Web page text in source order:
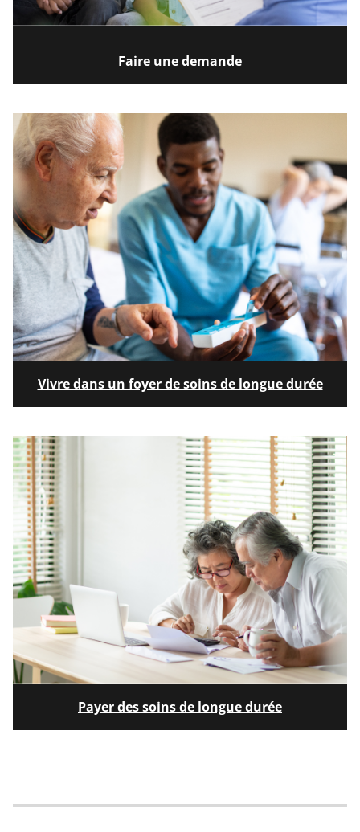
Faire une demande
Image
Vivre dans un foyer de soins de longue durée
Image
Payer des soins de longue durée